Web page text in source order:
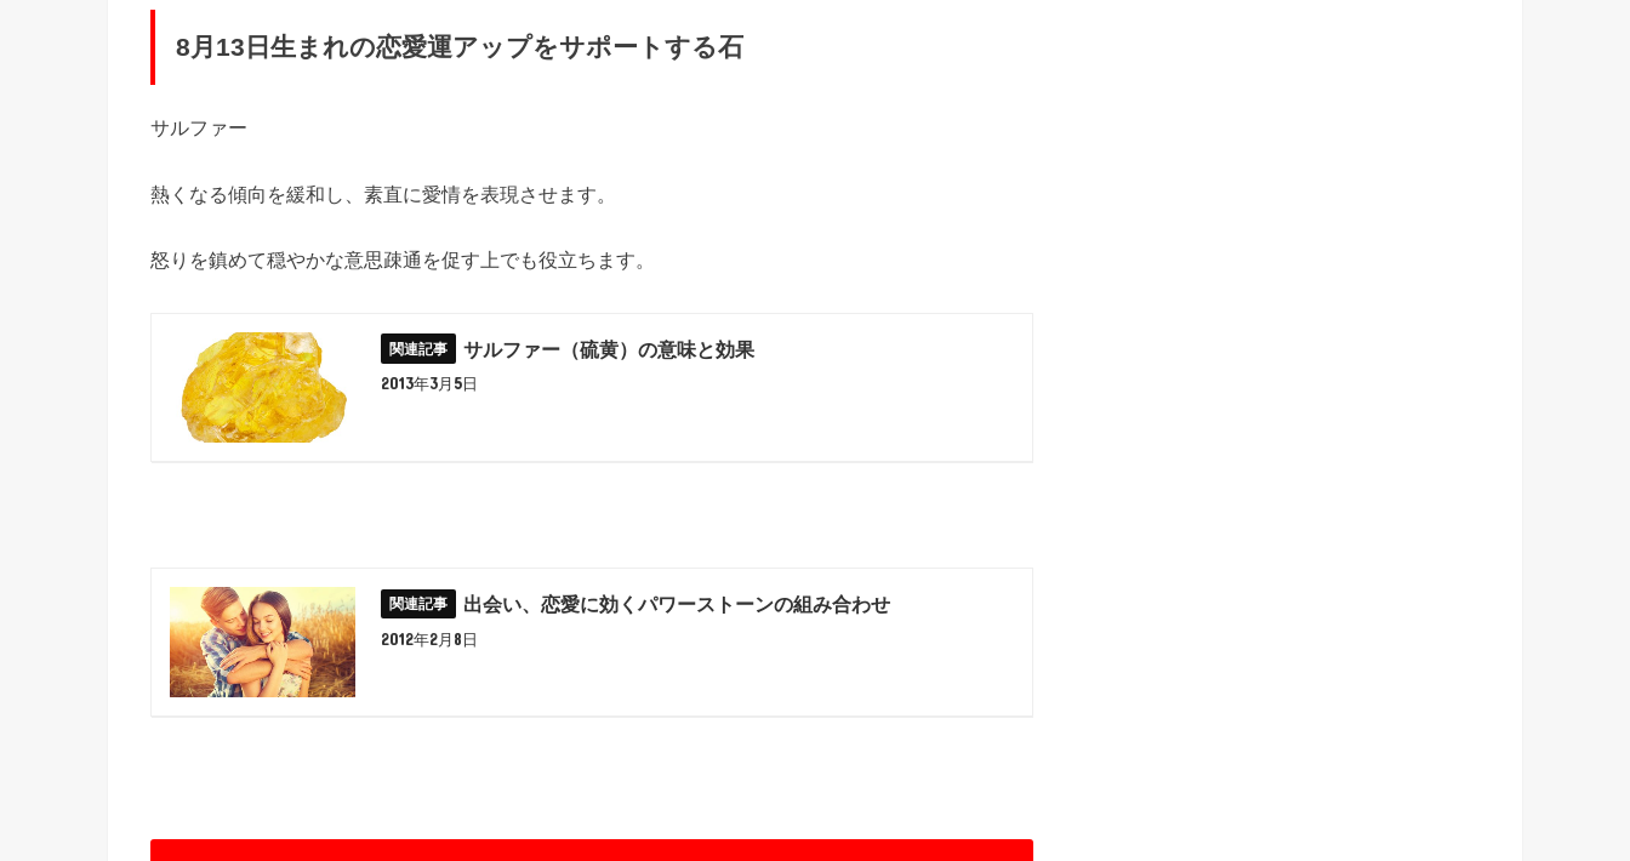
8月13日生まれの恋愛運アップをサポートする石
サルファー
熱くなる傾向を緩和し、素直に愛情を表現させます。
怒りを鎮めて穏やかな意思疎通を促す上でも役立ちます。
サルファー（硫黄）の意味と効果
2013年3月5日
出会い、恋愛に効くパワーストーンの組み合わせ
2012年2月8日